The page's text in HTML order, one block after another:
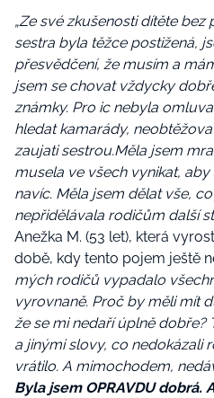
„Ze své zkušenosti dítěte
sestra byla těžce postižená,
přesvědčení, že musím a
jsem se chovat vždycky
známky. Pro ic nebyla
hledat kamarády,
zaujati sestrou.Měla jsem
musela ve všech vynikat,
navíc. Měla jsem dělat vše,
nepřidělávala rodičům další
Anežka M. (53 let), která
době, kdy tento pojem ještě
mých rodičů vypadalo
vyrovnaně. Proč by měli mít
že se mi nedaří úplně dobře?
a jinými slovy, co nedokázali
vrátilo. A mimochodem,
Byla jsem OPRAVDU